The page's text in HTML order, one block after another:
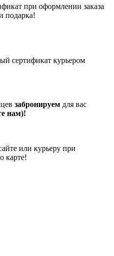
при оформлении заказа
подарка!
сертификат курьером
забронируем для вас
нам)!
или курьеру при
карте!